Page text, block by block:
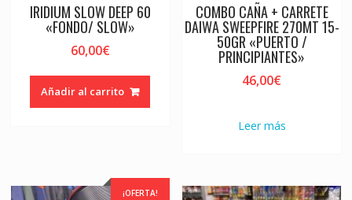
IRIDIUM SLOW DEEP 60
«FONDO/ SLOW»
60,00€
Añadir al carrito
COMBO CAÑA + CARRETE
DAIWA SWEEPFIRE 270MT 15-
50GR «PUERTO /
PRINCIPIANTES»
46,00€
Leer más
¡OFERTA!